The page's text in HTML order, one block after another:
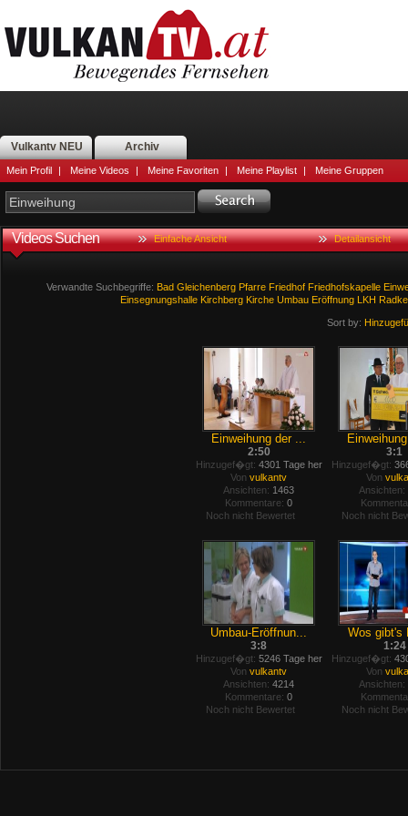
Vulkantv NEU Archiv
Mein Profil | Meine Videos | Meine Favoriten | Meine Playlist | Meine Gruppen
Videos Suchen Einfache Ansicht Detailansicht
Verwandte Suchbegriffe: Bad Gleichenberg Pfarre Friedhof Friedhofskapelle
Einsegnungshalle Kirchberg Kirche Umbau Eröffnung LKH
Sort by:
Einweihung der ...
2:50
Hinzugef�gt: 4301 Tage her
Von vulkantv
Ansichten: 1463
Kommentare: 0
Noch nicht Bewertet
3:1
Hinzugef�gt:
Von
Ansichten:
Noch nicht
Umbau-Eröffnun...
3:8
Hinzugef�gt: 5246 Tage her
Von vulkantv
Ansichten: 4214
Kommentare: 0
Noch nicht Bewertet
Wos gibt's
1:24
Hinzugef�gt:
Von
Ansichten:
Noch nicht